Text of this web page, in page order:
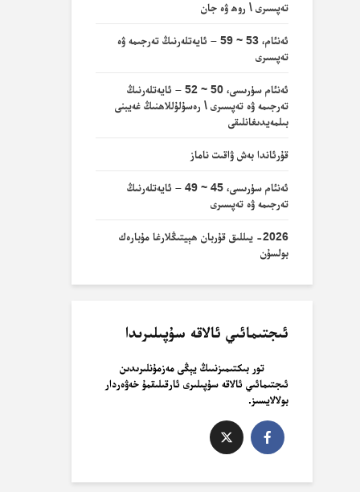
تەپسىرى \ روھ ۋە جان
ئەنئام، 53 ~ 59 – ئايەتلەرنىڭ تەرجىمە ۋە
تەپسىرى
ئەنئام سۈرىسى، 50 ~ 52 – ئايەتلەرنىڭ
تەرجىمە ۋە تەپسىرى \ رەسۇلۇللاھنىڭ غەيبنى
بىلمەيدىغانلىقى
قۇرئاندا بەش ۋاقىت ناماز
ئەنئام سۈرىسى، 45 ~ 49 – ئايەتلەرنىڭ
تەرجىمە ۋە تەپسىرى
2026- يىللىق قۇربان ھېيتىڭلارغا مۇبارەك
بولسۇن
ئىجتىمائىي ئالاقە سۇپىلىرىدا
تور بىكتىمىزنىىڭ يېڭى مەزمۇنلىرىدىن
ئىجتىمائىي ئالاقە سۇپىلىرى ئارقىلىقمۇ خەۋەردار
بولالايسىز.